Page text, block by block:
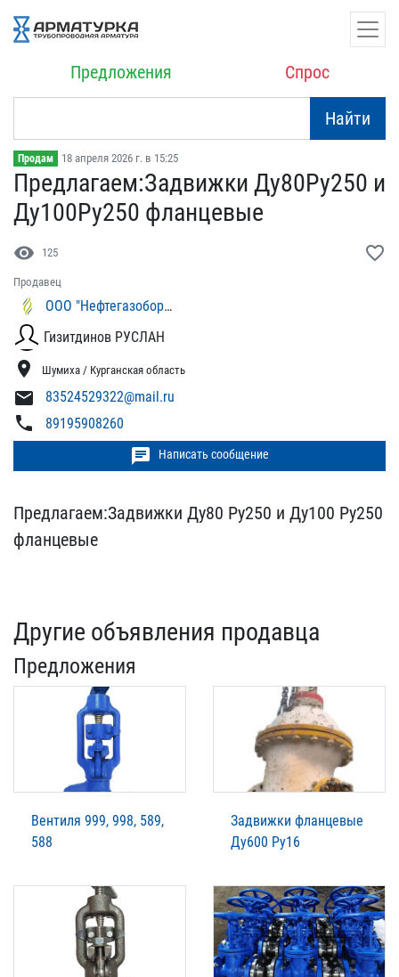
Предложения Спрос
Найти
Продам 18 апреля 2026 г. в 15:25
Предлагаем:Задвижки Ду80​Ру250 и
Ду100Ру250 фланц​евые
visibility 125 favorite_border
Продавец
ООО "Нефтегазоборудование"
Гизитдинов РУСЛАН
location_on Шумиха / Курганская область
mail 83524529322@mail.ru
phone 89195908260
chat Написать сообщение
Предлагаем:Задвижки Ду80​ Ру250 и Ду100 Ру250
фла​нцевые
Другие объявления продавца
Предложения
Вентиля 999, 998, 589,
588
Задвижки фланцевые
Ду600 Ру16